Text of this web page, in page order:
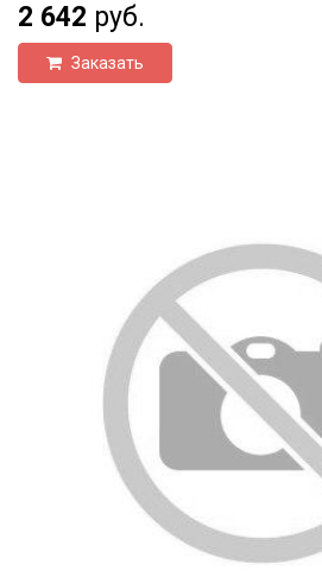
2 642 руб.
Заказать